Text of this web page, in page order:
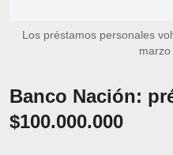
Los préstamos personales
Banco Nación:
$100.000.000